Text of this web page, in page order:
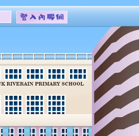
登
密
碼